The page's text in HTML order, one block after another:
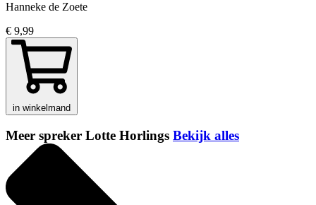
Hanneke de Zoete
€ 9,99
in winkelmand
Meer spreker Lotte Horlings Bekijk alles